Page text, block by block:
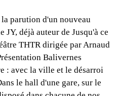
parution d'un nouveau
JY, déjà auteur de Jusqu'à ce
THTR dirigée par Arnaud
Balivernes
: avec la ville et le désarroi
le hall d'une gare, sur le